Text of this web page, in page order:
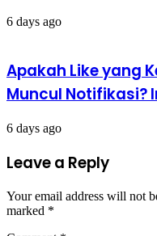
6 days ago
Apakah Like yang
Muncul Notifikasi?
6 days ago
Leave a Reply
Your email address will not
marked *